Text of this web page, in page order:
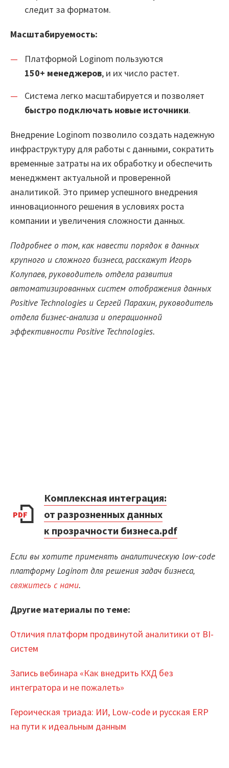
Обучение
Блог
Вход
следит за форматом.
Масштабируемость:
Платформой Loginom пользуются
150+ менеджеров, и их число растет.
Система легко масштабируется и позволяет
быстро подключать новые источники.
Внедрение Loginom позволило создать надежную
инфраструктуру для работы с данными, сократить
временные затраты на их обработку и обеспечить
менеджмент актуальной и проверенной
аналитикой. Это пример успешного внедрения
инновационного решения в условиях роста
компании и увеличения сложности данных.
Подробнее о том, как навести порядок в данных
крупного и сложного бизнеса, расскажут Игорь
Колупаев, руководитель отдела развития
автоматизированных систем отображения данных
Positive Technologies и Сергей Парахин, руководитель
отдела бизнес-анализа и операционной
эффективности Positive Technologies.
PDF
Комплексная интеграция:
от разрозненных данных
к прозрачности бизнеса.pdf
Если вы хотите применять аналитическую low-code
платформу Loginom для решения задач бизнеса,
свяжитесь с нами.
Другие материалы по теме:
Отличия платформ продвинутой аналитики от BI-
систем
Запись вебинара «Как внедрить КХД без
интегратора и не пожалеть»
Героическая триада: ИИ, Low-code и русская ERP
на пути к идеальным данным